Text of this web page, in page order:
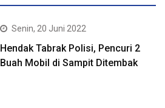
Senin, 20 Juni 2022
Hendak Tabrak Polisi, Pencuri 2
Buah Mobil di Sampit Ditembak